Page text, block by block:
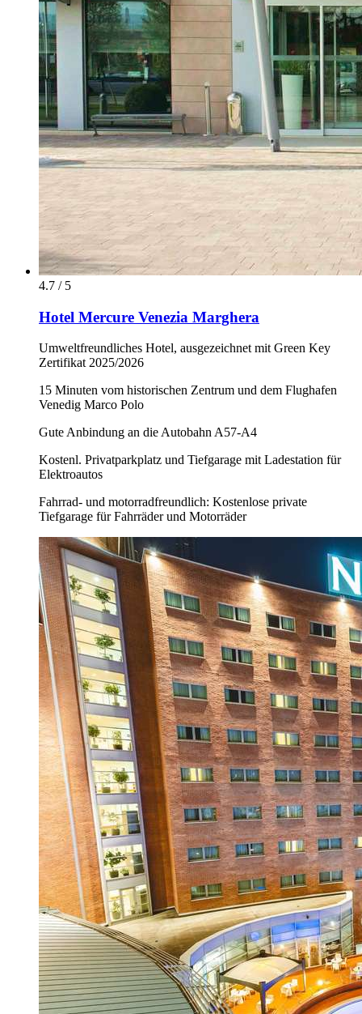
4.7 / 5
Hotel Mercure Venezia Marghera
Umweltfreundliches Hotel, ausgezeichnet mit Green Key
Zertifikat 2025/2026
15 Minuten vom historischen Zentrum und dem Flughafen
Venedig Marco Polo
Gute Anbindung an die Autobahn A57-A4
Kostenl. Privatparkplatz und Tiefgarage mit Ladestation für
Elektroautos
Fahrrad- und motorradfreundlich: Kostenlose private
Tiefgarage für Fahrräder und Motorräder